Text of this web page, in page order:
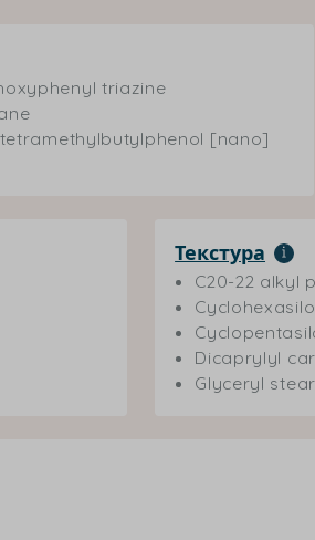
triazine
[nano]
Текстура
C20-22 alkyl
Dicaprylyl
Glyceryl